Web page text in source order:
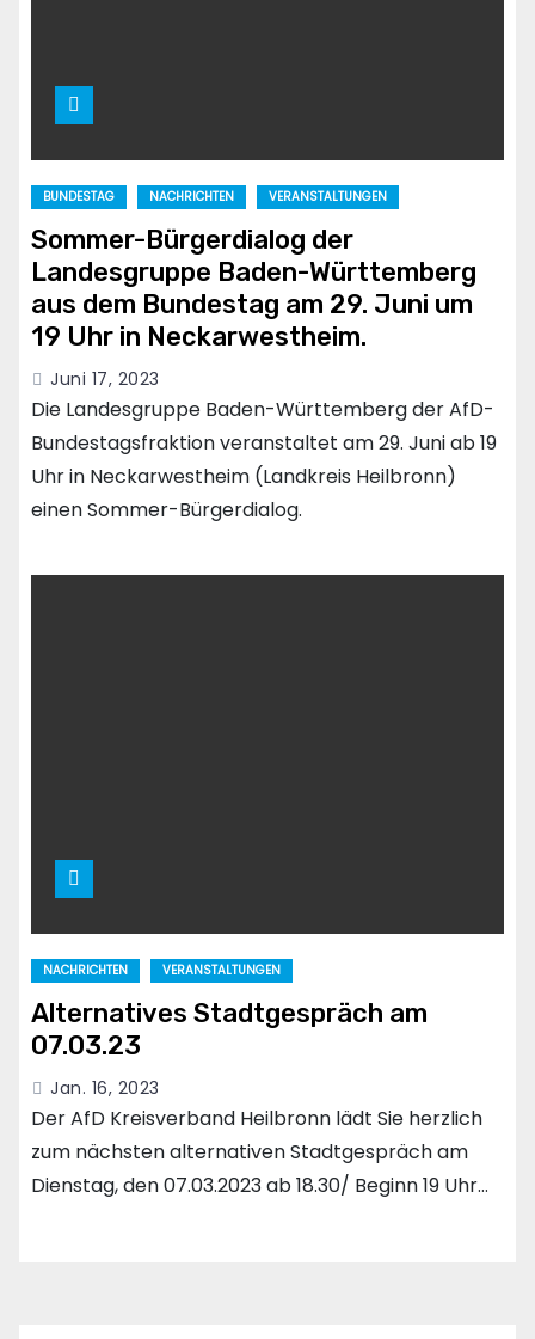
BUNDESTAG NACHRICHTEN VERANSTALTUNGEN
Sommer-Bürgerdialog der
Landesgruppe Baden-Württemberg
aus dem Bundestag am 29. Juni um
19 Uhr in Neckarwestheim.
Juni 17, 2023
Die Landesgruppe Baden-Württemberg der AfD-
Bundestagsfraktion veranstaltet am 29. Juni ab 19
Uhr in Neckarwestheim (Landkreis Heilbronn)
einen Sommer-Bürgerdialog.
NACHRICHTEN VERANSTALTUNGEN
Alternatives Stadtgespräch am
07.03.23
Jan. 16, 2023
Der AfD Kreisverband Heilbronn lädt Sie herzlich
zum nächsten alternativen Stadtgespräch am
Dienstag, den 07.03.2023 ab 18.30/ Beginn 19 Uhr…